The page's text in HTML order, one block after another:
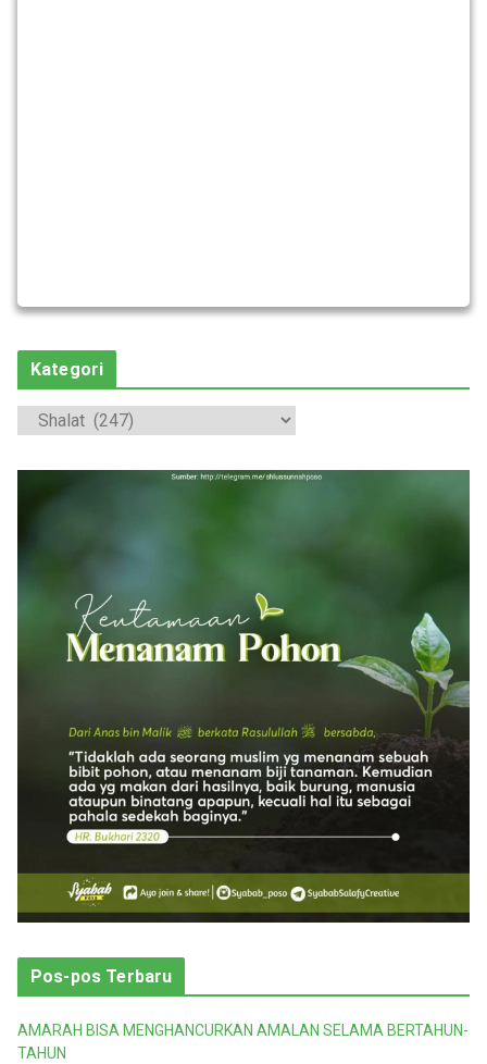
Kategori
t
Pos-pos Terbaru
AMARAH BISA MENGHANCURKAN AMALAN SELAMA BERTAHUN-
TAHUN